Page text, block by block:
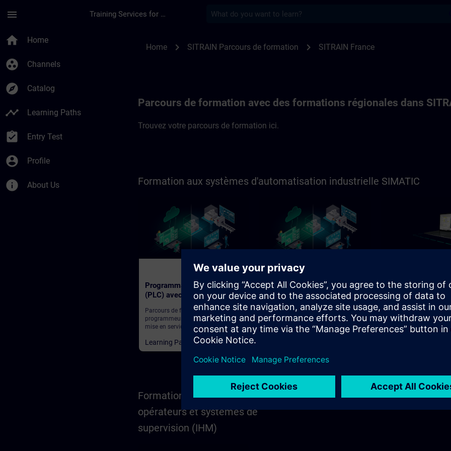
menu Training Services for Digital Industries
home Home
group_work Channels
explore Catalog
timeline Learning Paths
assignment_turned_in Entry Test
account_circle Profile
info About Us
Home chevron_right SITRAIN Parcours de formation chevron_right SITRAIN France
Parcours de formation avec des formations régionales dans
Trouvez votre parcours de formation ici.
Formation aux systèmes d'automatisation industrielle SIMATIC
210h 30m
Programmation d’automates
(PLC) avec TIA Portal
Parcours de formation pour les
programmeurs, les ingénieurs de
mise en service et le personnel
Learning Paths
Programmation SCL dans
TIA Portal
Parcours de formation pour les
programmeurs, les ingénieurs de
mise en service et le personnel
d’ingénierie
Programmation
de sécurité ( Safety
Integrated) avec
Parcours de formation
programmeurs, aux
mise en service et au
d'ingénierie
Formation aux pupitres
opérateurs et systèmes de
supervision (IHM)